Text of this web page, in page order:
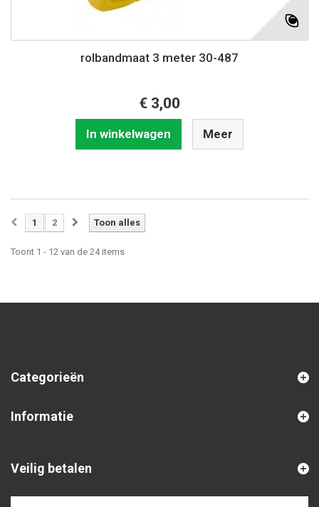
rolbandmaat 3 meter 30-487
€ 3,00
In winkelwagen Meer
Toon alles
1 2
Toont 1 - 12 van de 24 items
Categorieën
Informatie
Veilig betalen